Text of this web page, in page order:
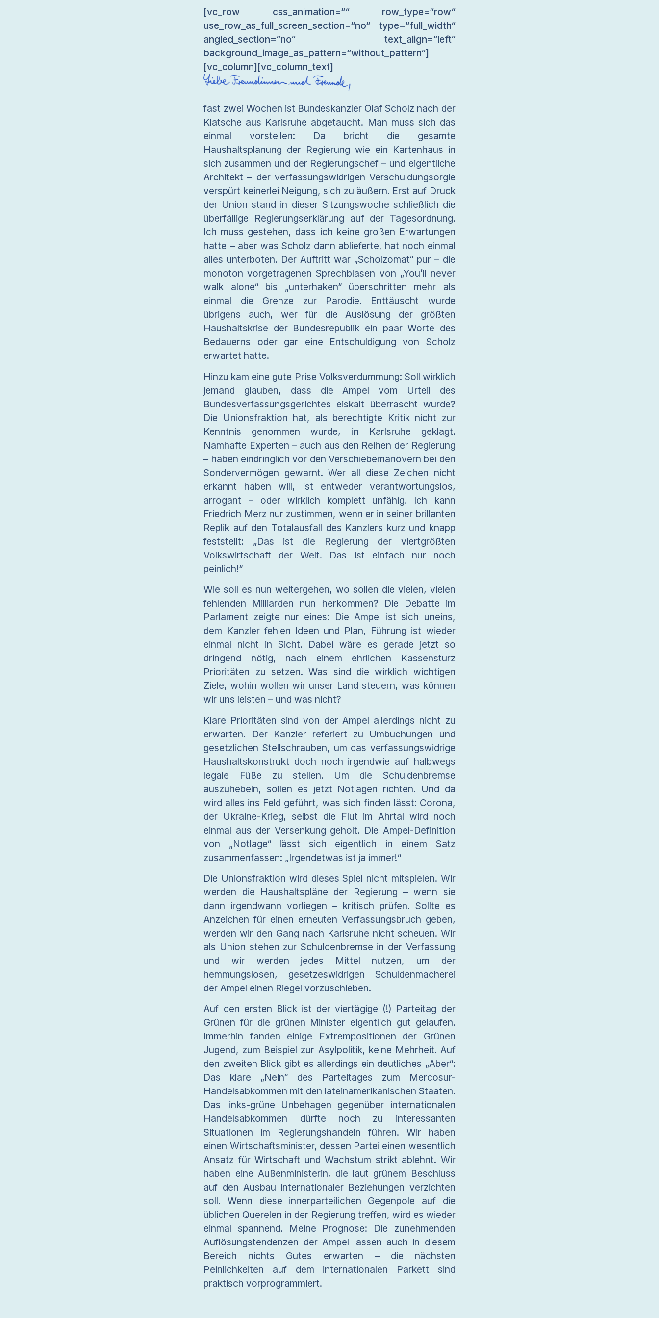
[vc_row css_animation=““ row_type=“row“
use_row_as_full_screen_section=“no“ type=“full_width“
angled_section=“no“ text_align=“left“
background_image_as_pattern=“without_pattern“]
[vc_column][vc_column_text]
fast zwei Wochen ist Bundeskanzler Olaf Scholz nach der
Klatsche aus Karlsruhe abgetaucht. Man muss sich das
einmal vorstellen: Da bricht die gesamte
Haushaltsplanung der Regierung wie ein Kartenhaus in
sich zusammen und der Regierungschef – und eigentliche
Architekt – der verfassungswidrigen Verschuldungsorgie
verspürt keinerlei Neigung, sich zu äußern. Erst auf Druck
der Union stand in dieser Sitzungswoche schließlich die
überfällige Regierungserklärung auf der Tagesordnung.
Ich muss gestehen, dass ich keine großen Erwartungen
hatte – aber was Scholz dann ablieferte, hat noch einmal
alles unterboten. Der Auftritt war „Scholzomat“ pur – die
monoton vorgetragenen Sprechblasen von „You’ll never
walk alone“ bis „unterhaken“ überschritten mehr als
einmal die Grenze zur Parodie. Enttäuscht wurde
übrigens auch, wer für die Auslösung der größten
Haushaltskrise der Bundesrepublik ein paar Worte des
Bedauerns oder gar eine Entschuldigung von Scholz
erwartet hatte.
Hinzu kam eine gute Prise Volksverdummung: Soll wirklich
jemand glauben, dass die Ampel vom Urteil des
Bundesverfassungsgerichtes eiskalt überrascht wurde?
Die Unionsfraktion hat, als berechtigte Kritik nicht zur
Kenntnis genommen wurde, in Karlsruhe geklagt.
Namhafte Experten – auch aus den Reihen der Regierung
– haben eindringlich vor den Verschiebemanövern bei den
Sondervermögen gewarnt. Wer all diese Zeichen nicht
erkannt haben will, ist entweder verantwortungslos,
arrogant – oder wirklich komplett unfähig. Ich kann
Friedrich Merz nur zustimmen, wenn er in seiner brillanten
Replik auf den Totalausfall des Kanzlers kurz und knapp
feststellt: „Das ist die Regierung der viertgrößten
Volkswirtschaft der Welt. Das ist einfach nur noch
peinlich!“
Wie soll es nun weitergehen, wo sollen die vielen, vielen
fehlenden Milliarden nun herkommen? Die Debatte im
Parlament zeigte nur eines: Die Ampel ist sich uneins,
dem Kanzler fehlen Ideen und Plan, Führung ist wieder
einmal nicht in Sicht. Dabei wäre es gerade jetzt so
dringend nötig, nach einem ehrlichen Kassensturz
Prioritäten zu setzen. Was sind die wirklich wichtigen
Ziele, wohin wollen wir unser Land steuern, was können
wir uns leisten – und was nicht?
Klare Prioritäten sind von der Ampel allerdings nicht zu
erwarten. Der Kanzler referiert zu Umbuchungen und
gesetzlichen Stellschrauben, um das verfassungswidrige
Haushaltskonstrukt doch noch irgendwie auf halbwegs
legale Füße zu stellen. Um die Schuldenbremse
auszuhebeln, sollen es jetzt Notlagen richten. Und da
wird alles ins Feld geführt, was sich finden lässt: Corona,
der Ukraine-Krieg, selbst die Flut im Ahrtal wird noch
einmal aus der Versenkung geholt. Die Ampel-Definition
von „Notlage“ lässt sich eigentlich in einem Satz
zusammenfassen: „Irgendetwas ist ja immer!“
Die Unionsfraktion wird dieses Spiel nicht mitspielen. Wir
werden die Haushaltspläne der Regierung – wenn sie
dann irgendwann vorliegen – kritisch prüfen. Sollte es
Anzeichen für einen erneuten Verfassungsbruch geben,
werden wir den Gang nach Karlsruhe nicht scheuen. Wir
als Union stehen zur Schuldenbremse in der Verfassung
und wir werden jedes Mittel nutzen, um der
hemmungslosen, gesetzeswidrigen Schuldenmacherei
der Ampel einen Riegel vorzuschieben.
Auf den ersten Blick ist der viertägige (!) Parteitag der
Grünen für die grünen Minister eigentlich gut gelaufen.
Immerhin fanden einige Extrempositionen der Grünen
Jugend, zum Beispiel zur Asylpolitik, keine Mehrheit. Auf
den zweiten Blick gibt es allerdings ein deutliches „Aber“:
Das klare „Nein“ des Parteitages zum Mercosur-
Handelsabkommen mit den lateinamerikanischen Staaten.
Das links-grüne Unbehagen gegenüber internationalen
Handelsabkommen dürfte noch zu interessanten
Situationen im Regierungshandeln führen. Wir haben
einen Wirtschaftsminister, dessen Partei einen wesentlich
Ansatz für Wirtschaft und Wachstum strikt ablehnt. Wir
haben eine Außenministerin, die laut grünem Beschluss
auf den Ausbau internationaler Beziehungen verzichten
soll. Wenn diese innerparteilichen Gegenpole auf die
üblichen Querelen in der Regierung treffen, wird es wieder
einmal spannend. Meine Prognose: Die zunehmenden
Auflösungstendenzen der Ampel lassen auch in diesem
Bereich nichts Gutes erwarten – die nächsten
Peinlichkeiten auf dem internationalen Parkett sind
praktisch vorprogrammiert.